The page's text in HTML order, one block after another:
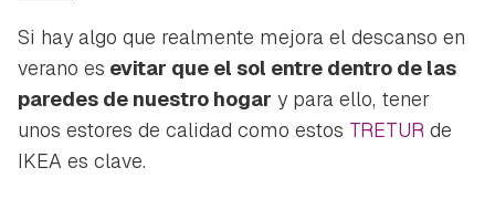
Si hay algo que realmente mejora el descanso en
verano es evitar que el sol entre dentro de las
paredes de nuestro hogar y para ello, tener
unos estores de calidad como estos TRETUR de
IKEA es clave.